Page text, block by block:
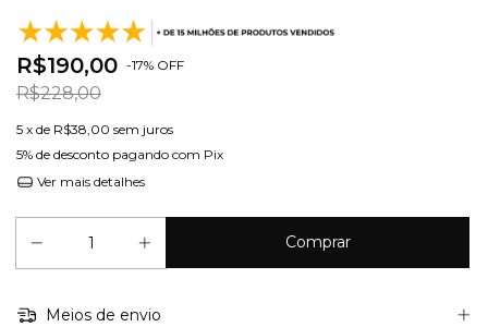
R$190,00 -17% OFF
R$228,00
5 x de R$38,00 sem juros
5% de desconto pagando com Pix
Ver mais detalhes
Meios de envio